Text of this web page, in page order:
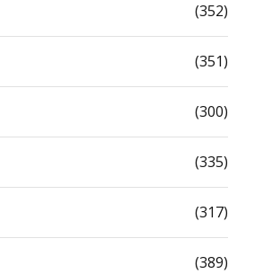
(352)
(351)
(300)
(335)
(317)
(389)